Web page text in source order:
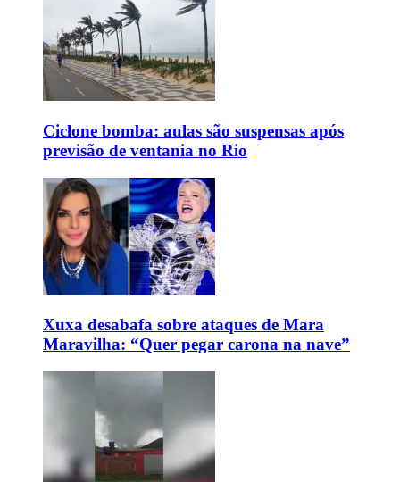
Ciclone bomba: aulas são suspensas após
previsão de ventania no Rio
Xuxa desabafa sobre ataques de Mara
Maravilha: “Quer pegar carona na nave”